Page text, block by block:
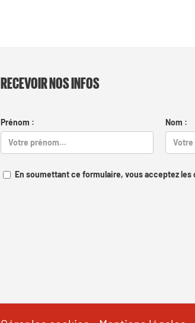
RECEVOIR NOS INFOS
Prénom : Nom :
En soumettant ce formulaire, vous acceptez